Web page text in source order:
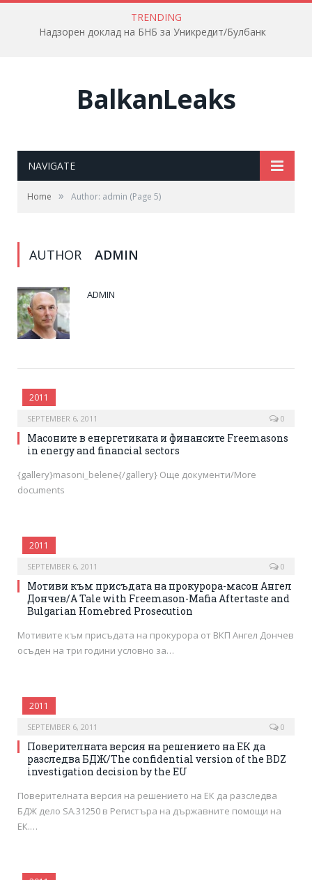
TRENDING
Надзорен доклад на БНБ за Уникредит/Булбанк
BalkanLeaks
NAVIGATE
Home » Author: admin (Page 5)
AUTHOR ADMIN
ADMIN
2011
SEPTEMBER 6, 2011 0
Масоните в енергетиката и финансите Freemasons
in energy and financial sectors
{gallery}masoni_belene{/gallery} Още документи/More
documents
2011
SEPTEMBER 6, 2011 0
Мотиви към присъдата на прокурора-масон Ангел
Дончев/A Tale with Freemason-Mafia Aftertaste and
Bulgarian Homebred Prosecution
Мотивите към присъдата на прокурора от ВКП Ангел Дончев
осъден на три години условно за…
2011
SEPTEMBER 6, 2011 0
Поверителната версия на решението на ЕК да
разследва БДЖ/The confidential version of the BDZ
investigation decision by the EU
Поверителната версия на решението на ЕК да разследва
БДЖ дело SA.31250 в Регистъра на държавните помощи на
ЕК.…